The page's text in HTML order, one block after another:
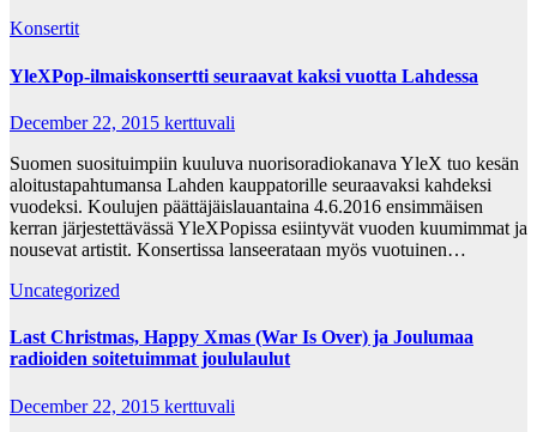
Konsertit
YleXPop-ilmaiskonsertti seuraavat kaksi vuotta Lahdessa
December 22, 2015 kerttuvali
Suomen suosituimpiin kuuluva nuorisoradiokanava YleX tuo kesän
aloitustapahtumansa Lahden kauppatorille seuraavaksi kahdeksi
vuodeksi. Koulujen päättäjäislauantaina 4.6.2016 ensimmäisen
kerran järjestettävässä YleXPopissa esiintyvät vuoden kuumimmat ja
nousevat artistit. Konsertissa lanseerataan myös vuotuinen…
Uncategorized
Last Christmas, Happy Xmas (War Is Over) ja Joulumaa
radioiden soitetuimmat joululaulut
December 22, 2015 kerttuvali